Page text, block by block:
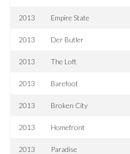
2013 Empire State
2013 Der Butler
2013 The Loft
2013 Barefoot
2013 Broken City
2013 Homefront
2013 Paradise